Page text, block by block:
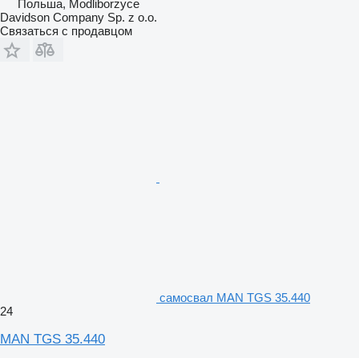
Польша, Modliborzyce
Davidson Company Sp. z o.o.
Связаться с продавцом
самосвал MAN TGS 35.440
24
MAN TGS 35.440